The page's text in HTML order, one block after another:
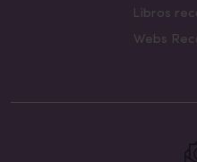
Libros
Webs